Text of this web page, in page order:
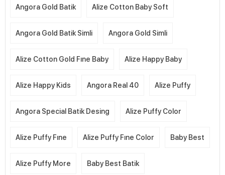
Angora Gold Batik Alize Cotton Baby Soft
Angora Gold Batik Simli Angora Gold Simli
Alize Cotton Gold Fıne Baby Alize Happy Baby
Alize Happy Kids Angora Real 40 Alize Puffy
Angora Special Batik Desing Alize Puffy Color
Alize Puffy Fıne Alize Puffy Fıne Color Baby Best
Alize Puffy More Baby Best Batik